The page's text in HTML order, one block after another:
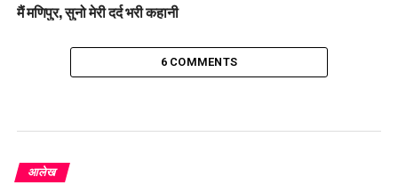
मैं मणिपुर, सुनो मेरी दर्द भरी कहानी
6 COMMENTS
आलेख